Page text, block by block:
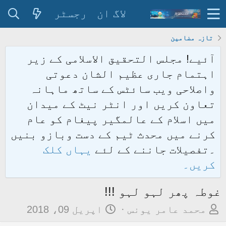
لاگ ان رجسٹر
تازہ مضامین
آئیے! مجلس التحقیق الاسلامی کے زیر
اہتمام جاری عظیم الشان دعوتی
واصلاحی ویب سائٹس کے ساتھ ماہانہ
تعاون کریں اور انٹر نیٹ کے میدان
میں اسلام کے عالمگیر پیغام کو عام
کرنے میں محدث ٹیم کے دست وبازو بنیں
۔تفصیلات جاننے کے لئے یہاں کلک
کریں۔
غوطہ پھر لہو لہو !!!
ممحمد عامر یونس
تاپریل 09، 2018